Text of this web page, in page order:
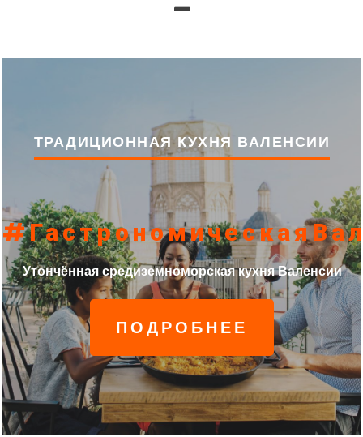
ТРАДИЦИОННАЯ КУХНЯ ВАЛЕНСИИ
Утончённая средиземноморская кухня Валенсии
ПОДРОБНЕЕ